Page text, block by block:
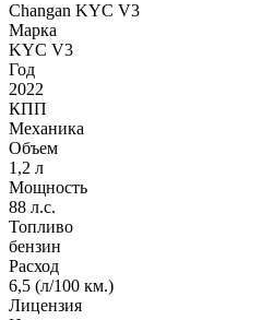
Changan KYC V3
Марка
KYC V3
Год
2022
КПП
Механика
Объем
1,2 л
Мощность
88 л.с.
Топливо
бензин
Расход
6,5 (л/100 км.)
Лицензия